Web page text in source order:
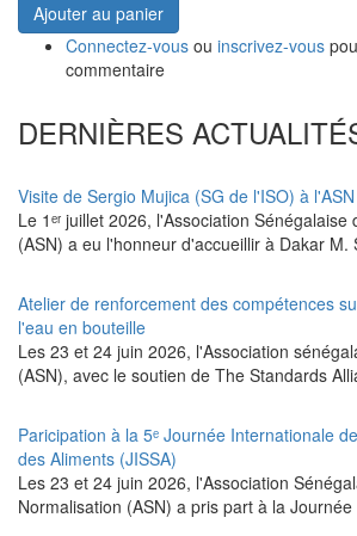
Ajouter au panier
Connectez-vous ou inscrivez-vous
commentaire
DERNIÈRES
Visite de Sergio Mujica (SG de l'ISO) à l'ASN
Le 1ᵉʳ juillet 2026, l'Association Sénégalaise
(ASN) a eu l'honneur d'accueillir à Dakar M.
Atelier de renforcement des compétences
l'eau en bouteille
Les 23 et 24 juin 2026, l'Association
(ASN), avec le soutien de The Standards
Paricipation à la 5ᵉ Journée Internationale
des Aliments (JISSA)
‎Les 23 et 24 juin 2026, l'Association
Normalisation (ASN) a pris part à la